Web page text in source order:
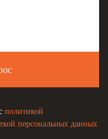
политикой
персональных данных